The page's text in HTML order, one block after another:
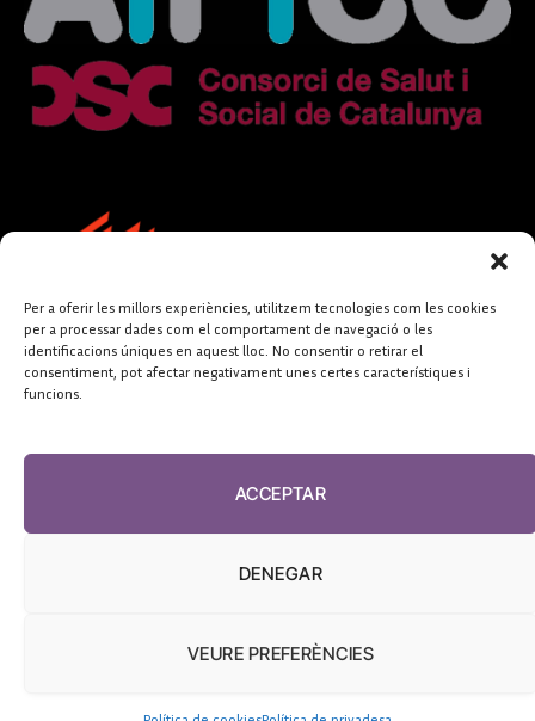
Per a oferir les millors experiències, utilitzem tecnologies com les cookies
per a processar dades com el comportament de navegació o les
identificacions úniques en aquest lloc. No consentir o retirar el
consentiment, pot afectar negativament unes certes característiques i
funcions.
ACCEPTAR
DENEGAR
VEURE PREFERÈNCIES
FUNDACIÓ